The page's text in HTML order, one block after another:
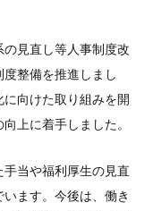
見直し等人事制度改
整備を推進しまし
向けた取り組みを開
上に着手しました。
当や福利厚生の見直
ます。今後は、働き